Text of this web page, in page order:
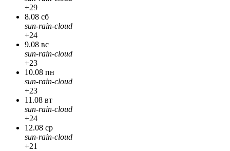
+29
8.08 сб
sun-rain-cloud
+24
9.08 вс
sun-rain-cloud
+23
10.08 пн
sun-rain-cloud
+23
11.08 вт
sun-rain-cloud
+24
12.08 ср
sun-rain-cloud
+21